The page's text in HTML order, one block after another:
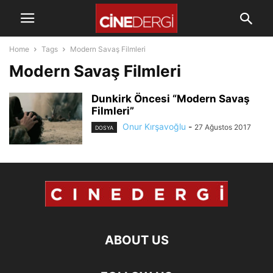
Home Tags Modern Savaş Filmleri
Modern Savaş Filmleri
Dunkirk Öncesi “Modern Savaş
Filmleri”
DOSYA Onur Kırşavoğlu - 27 Ağustos 2017
ABOUT US